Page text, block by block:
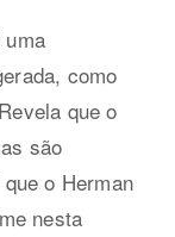
uma
como
que o
são
o Herman
nesta